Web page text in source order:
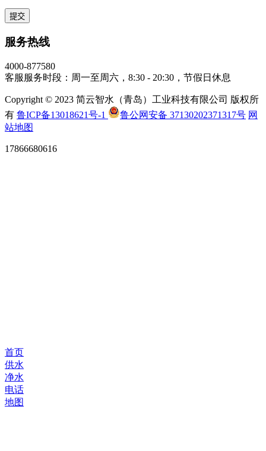
服务热线
4000-877580
客服服务时段：周一至周六，8:30 - 20:30，节假日休息
Copyright © 2023 简云智水（青岛）工业科技有限公司 版权所
有 鲁ICP备13018621号-1 鲁公网安备 37130202371317号 网
站地图
17866680616
首页
供水
净水
电话
地图